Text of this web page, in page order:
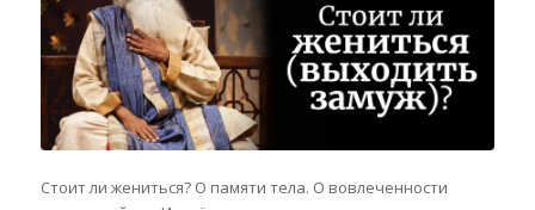
Стоит ли жениться? О памяти тела. О вовлеченности